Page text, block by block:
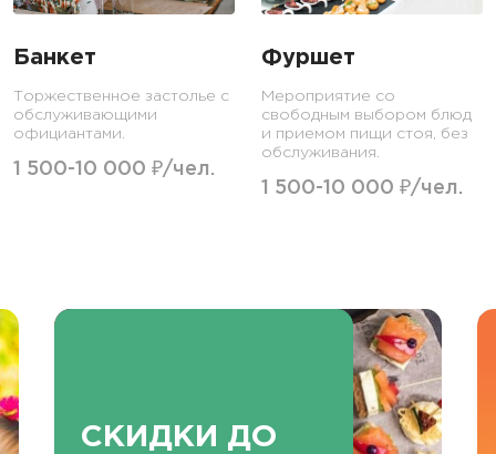
Банкет
Торжественное застолье с
обслуживающими
официантами.
1 500-10 000 ₽/чел.
Фуршет
Мероприятие со
свободным выбором блюд
и приемом пищи стоя, без
обслуживания.
1 500-10 000 ₽/чел.
СКИДКИ ДО